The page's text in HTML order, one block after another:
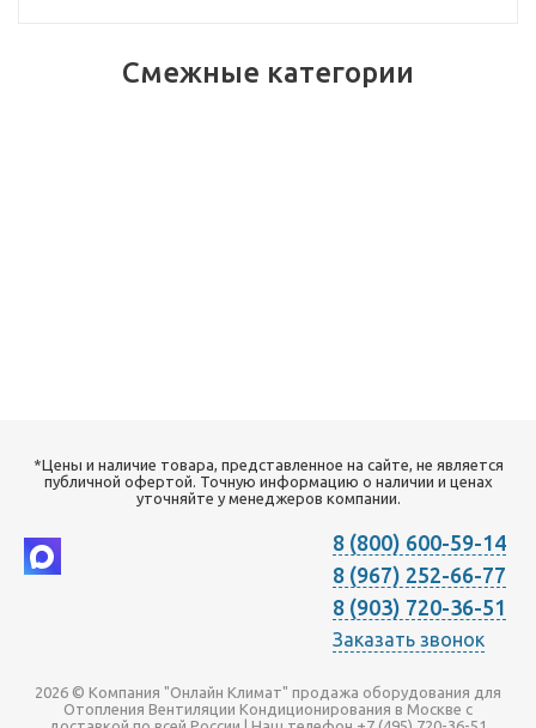
Смежные категории
*Цены и наличие товара, представленное на сайте, не является
публичной офертой. Точную информацию о наличии и ценах
уточняйте у менеджеров компании.
8 (800) 600-59-14
8 (967) 252-66-77
8 (903) 720-36-51
Заказать звонок
2026 © Компания "Онлайн Климат" продажа оборудования для
Отопления Вентиляции Кондиционирования в Москве с